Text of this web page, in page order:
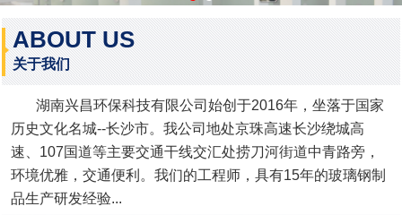
ABOUT US
关于我们
湖南兴昌环保科技有限公司始创于2016年，坐落于国家
历史文化名城--长沙市。我公司地处京珠高速长沙绕城高
速、107国道等主要交通干线交汇处捞刀河街道中青路旁，
环境优雅，交通便利。我们的工程师，具有15年的玻璃钢制
品生产研发经验...